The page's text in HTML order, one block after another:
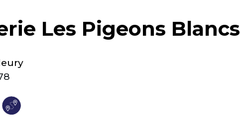
Les Pigeons Blancs